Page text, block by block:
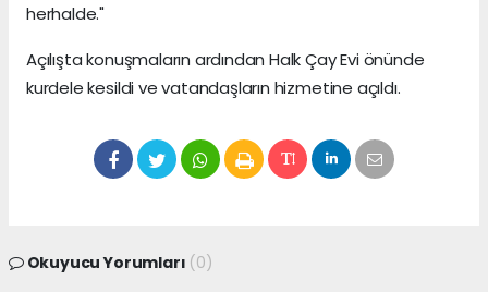
herhalde."
Açılışta konuşmaların ardından Halk Çay Evi önünde
kurdele kesildi ve vatandaşların hizmetine açıldı.
Okuyucu Yorumları (0)